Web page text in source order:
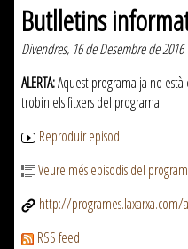
Butlletins
Divendres, 16 de Desembre de 2016
ALERTA:Aquest programa ja no
trobin els fitxers del programa.
Reproduir episodi
Veure més episodis del
http://programes.laxarxa.com/
RSS feed